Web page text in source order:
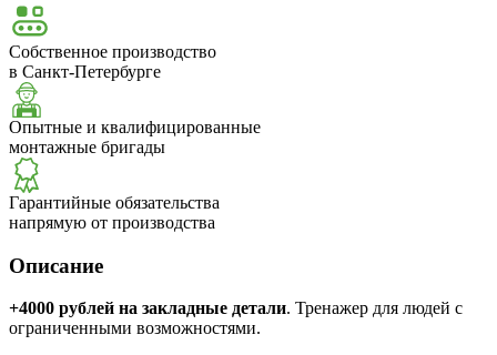
Собственное производство
в Санкт-Петербурге
Опытные и квалифицированные
монтажные бригады
Гарантийные обязательства
напрямую от производства
Описание
+4000 рублей на закладные детали. Тренажер для людей с
ограниченными возможностями.